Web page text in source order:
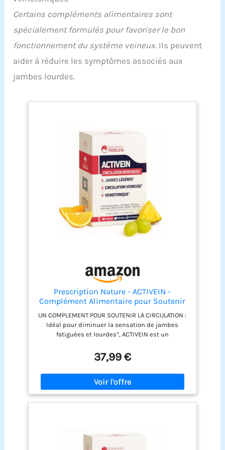
de deux ans sur ces manchon compression
mollet. Notre équipe de service clientèle est là
satisfaction totale.
Certains compléments alimentaires sont
spécialement formulés pour favoriser le bon
fonctionnement du système veineux. Ils peuvent
aider à réduire les symptômes associés aux
jambes lourdes.
Prescription Nature - ACTIVEIN -
Complément Alimentaire pour Soutenir
la Circulation - Fabrication Française -
180 Gélules
UN COMPLEMENT POUR SOUTENIR LA CIRCULATION :
Idéal pour diminuer la sensation de jambes
fatiguées et lourdes*, ACTIVEIN est un
d’extraits de plantes, de vitamines et de
bioflavonoïdes pour soutenir la circulation
veineuse.** POUR LES JAMBES LOURDES : Il se
compose notamment d’extraits de vigne rouge,
connu pour stimuler les vaisseaux sanguins, Les
extraits de marronnier d'Inde aident à maintenir
laboratoire indépendant et autonome basé à
37,99 €